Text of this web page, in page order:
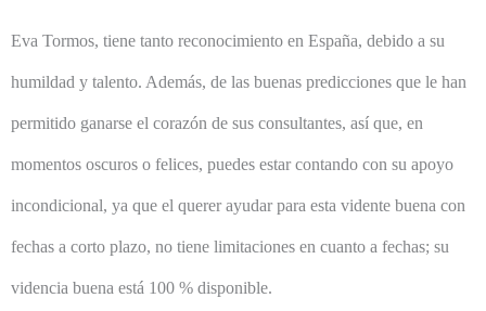
Eva Tormos, tiene tanto reconocimiento en España, debido a su
humildad y talento. Además, de las buenas predicciones que le han
permitido ganarse el corazón de sus consultantes, así que, en
momentos oscuros o felices, puedes estar contando con su apoyo
incondicional, ya que el querer ayudar para esta vidente buena con
fechas a corto plazo, no tiene limitaciones en cuanto a fechas; su
videncia buena está 100 % disponible.